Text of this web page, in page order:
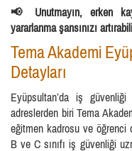
📢 Unutmayın, erken
yararlanma şansınızı
Tema Akademi
Detayları
Eyüpsultan’da iş
adreslerden biri Tema
eğitmen kadrosu ve öğrenci
B ve C sınıfı iş güvenliği